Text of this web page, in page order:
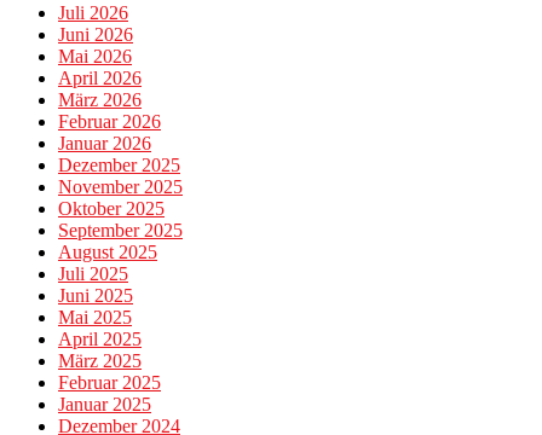
Juli 2026
Juni 2026
Mai 2026
April 2026
März 2026
Februar 2026
Januar 2026
Dezember 2025
November 2025
Oktober 2025
September 2025
August 2025
Juli 2025
Juni 2025
Mai 2025
April 2025
März 2025
Februar 2025
Januar 2025
Dezember 2024